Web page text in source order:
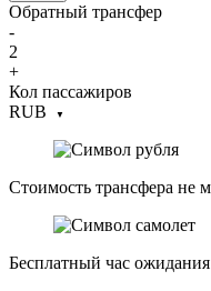
Обратный трансфер
-
2
+
Кол пассажиров
RUB
▼
Стоимость трансфера не
Бесплатный час ожидания